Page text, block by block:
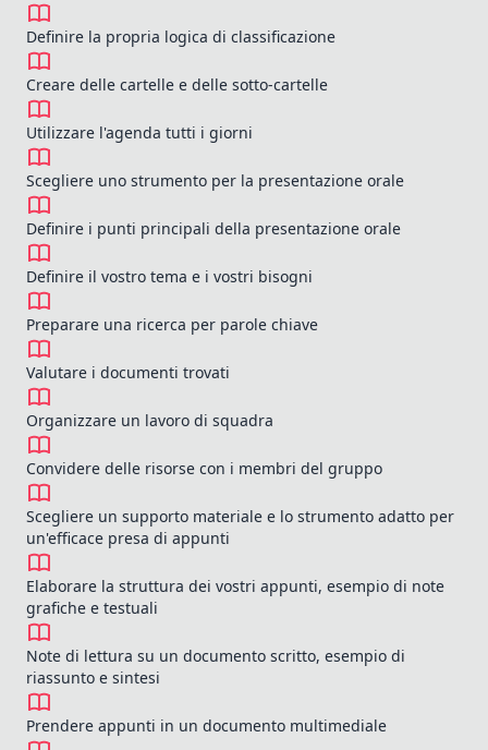
Definire la propria logica di classificazione
Creare delle cartelle e delle sotto-cartelle
Utilizzare l'agenda tutti i giorni
Scegliere uno strumento per la presentazione orale
Definire i punti principali della presentazione orale
Definire il vostro tema e i vostri bisogni
Preparare una ricerca per parole chiave
Valutare i documenti trovati
Organizzare un lavoro di squadra
Convidere delle risorse con i membri del gruppo
Scegliere un supporto materiale e lo strumento adatto per
un'efficace presa di appunti
Elaborare la struttura dei vostri appunti, esempio di note
grafiche e testuali
Note di lettura su un documento scritto, esempio di
riassunto e sintesi
Prendere appunti in un documento multimediale